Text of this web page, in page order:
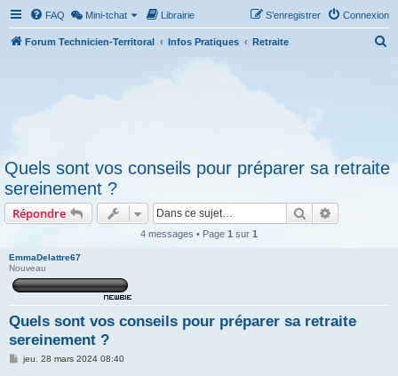
FAQ Mini-tchat Librairie Connexion
S’enregistrer
Forum Technicien-Territoral Infos Pratiques Retraite
c
Quels sont vos conseils pour préparer sa retraite
sereinement ?
Répondre Rechercher
4 messages • Page 1 sur 1
EmmaDelattre67
Nouveau
Quels sont vos conseils pour préparer sa retraite
sereinement ?
Mjeu. 28 mars 2024 08:40